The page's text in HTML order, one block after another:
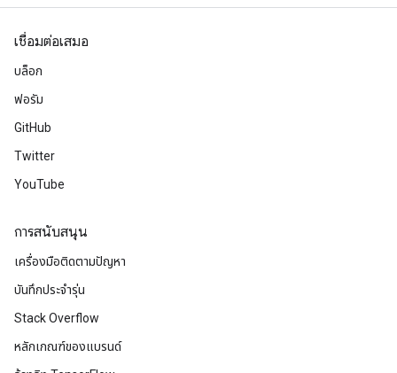
เชื่อมต่อเสมอ
บล็อก
ฟอรัม
GitHub
Twitter
YouTube
การสนับสนุน
เครื่องมือติดตามปัญหา
บันทึกประจำรุ่น
Stack Overflow
หลักเกณฑ์ของแบรนด์